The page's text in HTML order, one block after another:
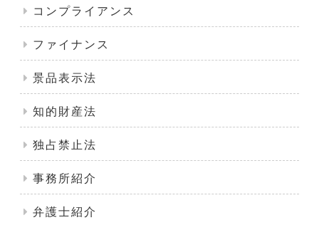
コンプライアンス
ファイナンス
景品表示法
知的財産法
独占禁止法
事務所紹介
弁護士紹介